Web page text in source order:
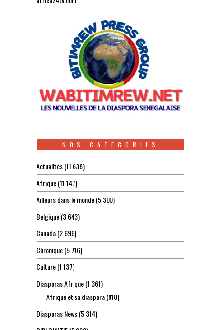
NOS CATEGORIES
Actualités(11 638)
Afrique(11 147)
Ailleurs dans le monde(5 300)
Belgique(3 643)
Canada(2 696)
Chronique(5 716)
Culture(1 137)
Diasporas Afrique(1 361)
Afrique et sa diaspora(818)
Diasporas News(5 314)